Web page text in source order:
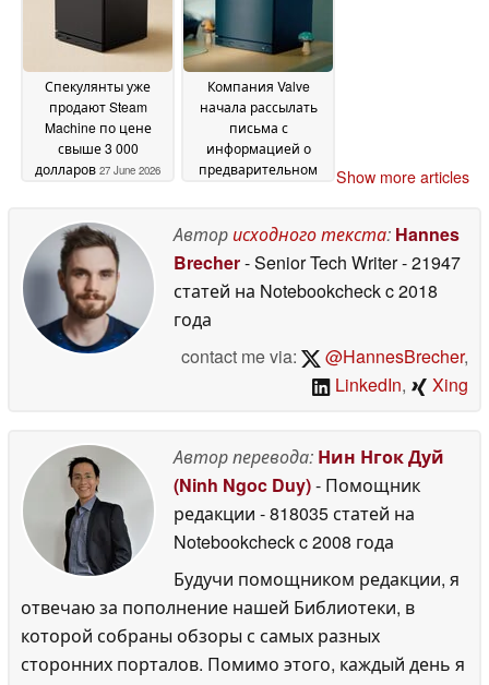
накопителем
объёмом 4 ТБ
2026
Спекулянты уже
продают Steam
Machine по цене
свыше 3 000
долларов 27 June 2026
Компания Valve
начала рассылать
письма с
информацией о
предварительном
запуска27 June 2026
Show more articles
Авторисходного текста: Hannes
Brecher- Senior Tech Writer- 21947
статей на Notebookcheckc 2018
года
contact me via:
@HannesBrecher,
LinkedIn, Xing
Автор перевода: Нин Нгок Дуй
(Ninh Ngoc Duy)- Помощник
редакции - 818035 статей на
Notebookcheckc 2008 года
Будучи помощником редакции, я
отвечаю за пополнение нашей Библиотеки, в
которой собраны обзоры с самых разных
сторонних порталов. Помимо этого, каждый день я